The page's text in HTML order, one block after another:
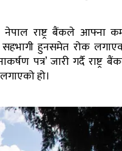
नेपाल राष्ट्र बैंकले आफ्ना
सहभागी हुनसमेत रोक
पत्र’ जारी गर्दै
हो।